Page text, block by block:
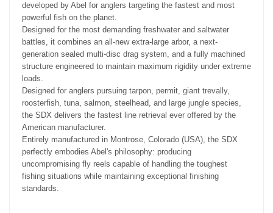
developed by Abel for anglers targeting the fastest and most
powerful fish on the planet.
Designed for the most demanding freshwater and saltwater
battles, it combines an all-new extra-large arbor, a next-
generation sealed multi-disc drag system, and a fully machined
structure engineered to maintain maximum rigidity under extreme
loads.
Designed for anglers pursuing tarpon, permit, giant trevally,
roosterfish, tuna, salmon, steelhead, and large jungle species,
the SDX delivers the fastest line retrieval ever offered by the
American manufacturer.
Entirely manufactured in Montrose, Colorado (USA), the SDX
perfectly embodies Abel's philosophy: producing
uncompromising fly reels capable of handling the toughest
fishing situations while maintaining exceptional finishing
standards.